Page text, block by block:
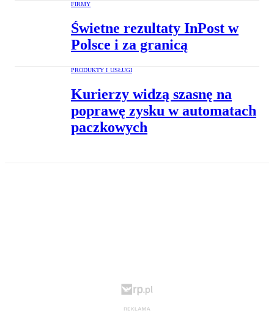
FIRMY
Świetne rezultaty InPost w
Polsce i za granicą
PRODUKTY I USŁUGI
Kurierzy widzą szasnę na
poprawę zysku w automatach
paczkowych